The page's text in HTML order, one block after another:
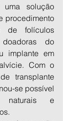
uma solução
procedimento
de folículos
do
implante em
Com o
transplante
se possível
naturais e